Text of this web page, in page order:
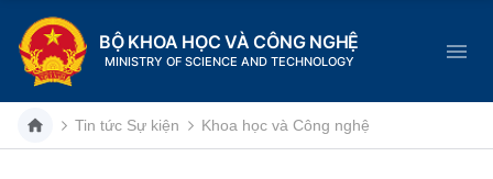
BỘ KHOA HỌC VÀ CÔNG NGHỆ
MINISTRY OF SCIENCE AND TECHNOLOGY
Tin tức Sự kiện Khoa học và Công nghệ